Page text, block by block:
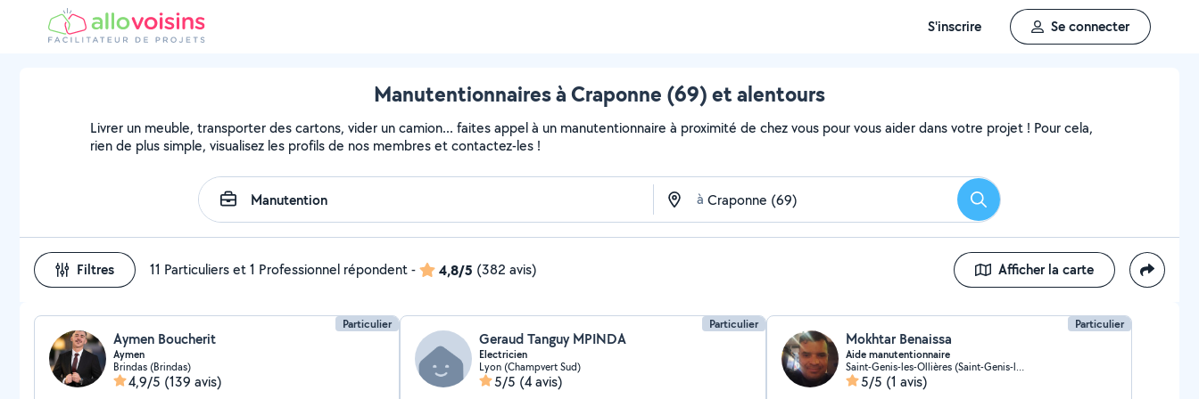
S'inscrire Se connecter
Manutentionnaires à Craponne (69) et alentours
Livrer un meuble, transporter des cartons, vider un camion... faites appel à un manutentionnaire à proximité de chez vous pour vous aider dans votre projet ! Pour cela,
rien de plus simple, visualisez les profils de nos membres et contactez-les !
à Rechercher
Filtres 11 Particuliers et 1 Professionnel répondent- 4,8/5 (382 avis) Afficher la carte
Particulier
Aymen Boucherit
Aymen
Brindas (Brindas)
4,9/5 (139 avis)
Particulier
Geraud Tanguy MPINDA
Electricien
Lyon (Champvert Sud)
5/5 (4 avis)
Particulier
Mokhtar Benaissa
Aide manutentionnaire
Saint-Genis-les-Ollières (Saint-Genis-les-Ollières)
5/5 (1 avis)